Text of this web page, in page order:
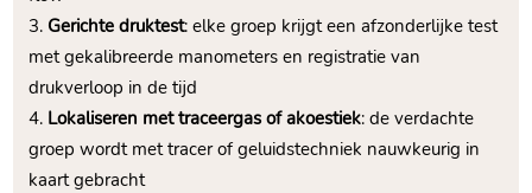
Gerichte druktest: elke groep krijgt een afzonderlijke test
met gekalibreerde manometers en registratie van
drukverloop in de tijd
Lokaliseren met traceergas of akoestiek: de verdachte
groep wordt met tracer of geluidstechniek nauwkeurig in
kaart gebracht